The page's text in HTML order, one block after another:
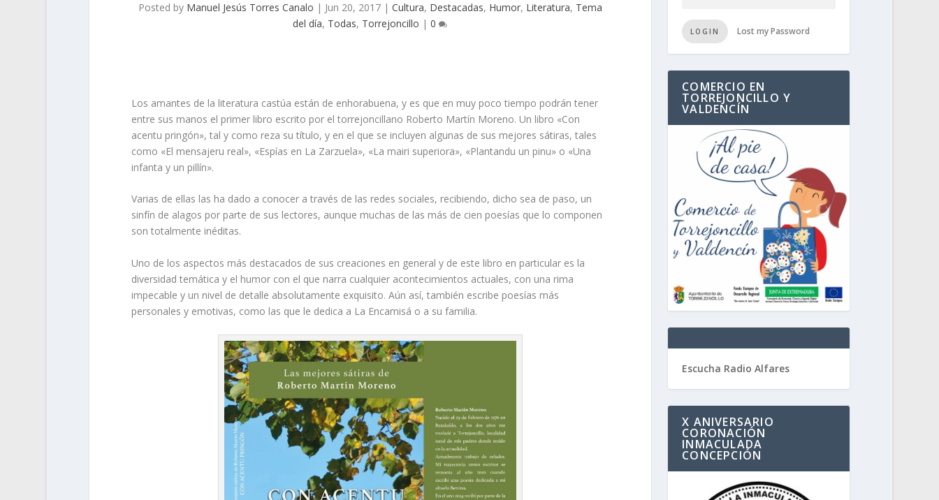
Posted by Manuel Jesús Torres Canalo | Jun 20, 2017| Cultura, Destacadas, Humor, Literatura, Tema
del día, Todas, Torrejoncillo |0
Los amantes de la literatura castúa están de enhorabuena, y es que en muy poco tiempo podrán tener
entre sus manos el primer libro escrito por el torrejoncillano Roberto Martín Moreno. Un libro «Con
acentu pringón», tal y como reza su título, y en el que se incluyen algunas de sus mejores sátiras, tales
como «El mensajeru real», «Espías en La Zarzuela», «La mairi superiora», «Plantandu un pinu» o «Una
infanta y un pillín».
Varias de ellas las ha dado a conocer a través de las redes sociales, recibiendo, dicho sea de paso, un
sinfín de alagos por parte de sus lectores, aunque muchas de las más de cien poesías que lo componen
son totalmente inéditas.
Uno de los aspectos más destacados de sus creaciones en general y de este libro en particular es la
diversidad temática y el humor con el que narra cualquier acontecimientos actuales, con una rima
impecable y un nivel de detalle absolutamente exquisito. Aún así, también escribe poesías más
personales y emotivas, como las que le dedica a La Encamisá o a su familia.
LOGIN Lost my Password
COMERCIO EN
TORREJONCILLO Y
VALDENCÍN
Escucha Radio Alfares
X ANIVERSARIO
CORONACIÓN
INMACULADA
CONCEPCIÓN